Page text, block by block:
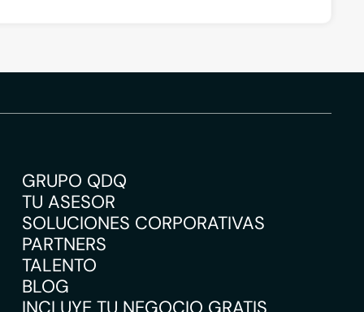
GRUPO QDQ
TU ASESOR
SOLUCIONES CORPORATIVAS
PARTNERS
TALENTO
BLOG